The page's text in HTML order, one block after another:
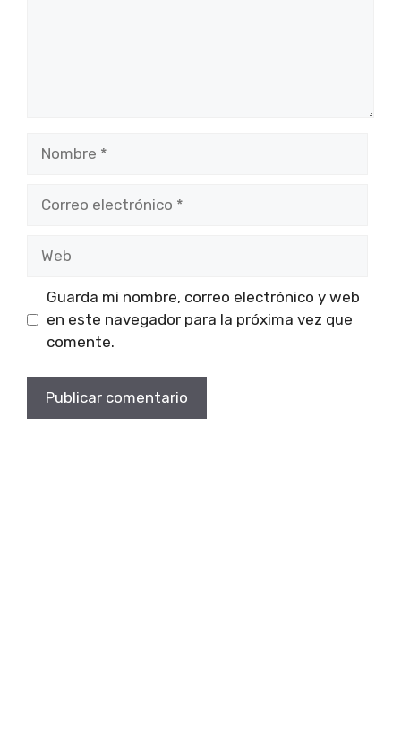
Guarda mi nombre, correo electrónico y web
en este navegador para la próxima vez que
comente.